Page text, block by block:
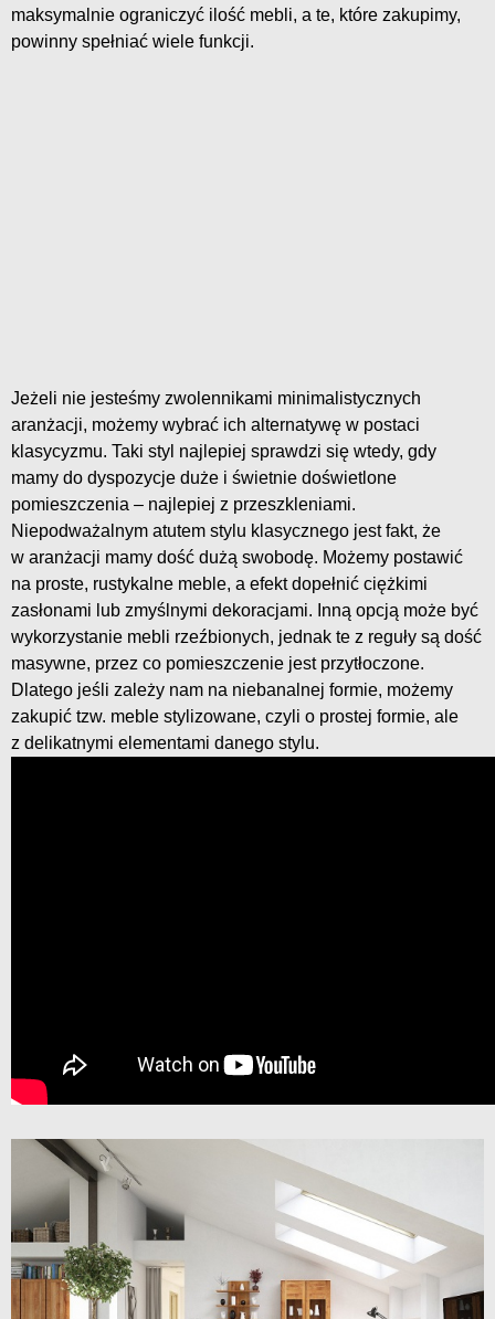
maksymalnie ograniczyć ilość mebli, a te, które zakupimy,
powinny spełniać wiele funkcji.
Jeżeli nie jesteśmy zwolennikami minimalistycznych
aranżacji, możemy wybrać ich alternatywę w postaci
klasycyzmu. Taki styl najlepiej sprawdzi się wtedy, gdy
mamy do dyspozycje duże i świetnie doświetlone
pomieszczenia – najlepiej z przeszkleniami.
Niepodważalnym atutem stylu klasycznego jest fakt, że
w aranżacji mamy dość dużą swobodę. Możemy postawić
na proste, rustykalne meble, a efekt dopełnić ciężkimi
zasłonami lub zmyślnymi dekoracjami. Inną opcją może być
wykorzystanie mebli rzeźbionych, jednak te z reguły są dość
masywne, przez co pomieszczenie jest przytłoczone.
Dlatego jeśli zależy nam na niebanalnej formie, możemy
zakupić tzw. meble stylizowane, czyli o prostej formie, ale
z delikatnymi elementami danego stylu.